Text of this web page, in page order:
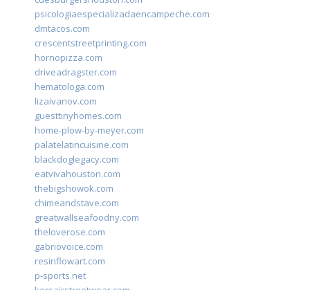
psicologiaespecializadaencampeche.com
dmtacos.com
crescentstreetprinting.com
hornopizza.com
driveadragster.com
hematologa.com
lizaivanov.com
guesttinyhomes.com
home-plow-by-meyer.com
palatelatincuisine.com
blackdoglegacy.com
eatvivahouston.com
thebigshowok.com
chimeandstave.com
greatwallseafoodny.com
theloverose.com
gabriovoice.com
resinflowart.com
p-sports.net